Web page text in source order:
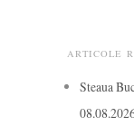
ARTICOLE
Steaua